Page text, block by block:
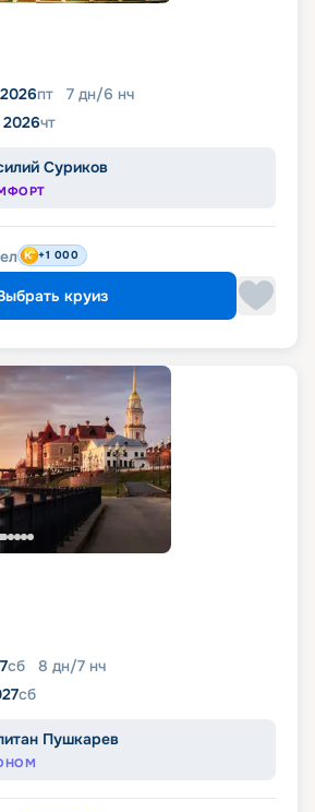
пт 7 дн/6 нч
2026чт
Суриков
+1 000
круиз
сб 8 дн/7 нч
сб
Пушкарев